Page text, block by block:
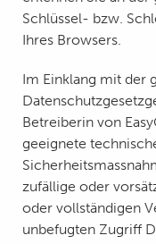
Schlüssel- bzw.
Ihres Browsers.
Im Einklang mit der
Betreiberin von
geeignete
zufällige oder
oder vollständigen
unbefugten Zugriff